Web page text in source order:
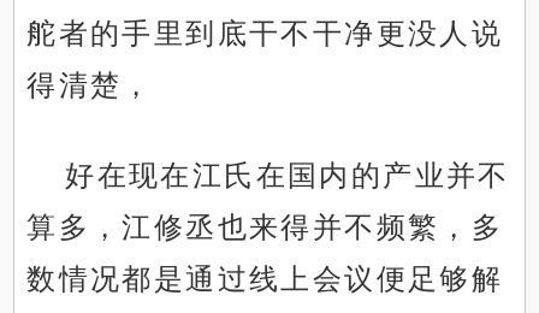
舵者的手里到底干不干净更没人说
得清楚，
好在现在江氏在国内的产业并不
算多，江修丞也来得并不频繁，多
数情况都是通过线上会议便足够解